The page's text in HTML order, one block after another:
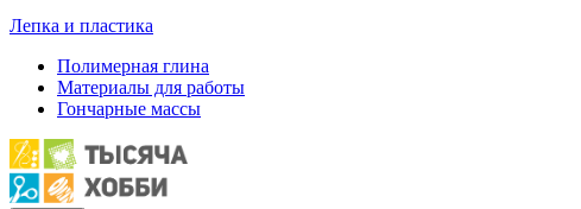
Лепка и пластика
Полимерная глина
Материалы для работы
Гончарные массы